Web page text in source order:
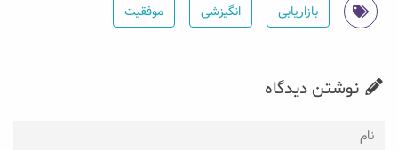
بازاریابی انگیزشی موفقیت
نوشتن دیدگاه